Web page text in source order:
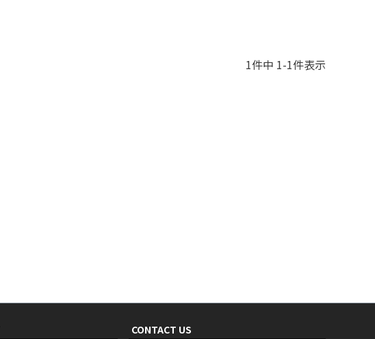
1件中 1-1件表示
CONTACT US